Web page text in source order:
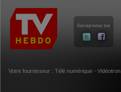
Votre fournisseur : Télé numérique - Vidéotron